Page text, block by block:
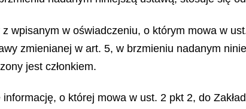
wpisanym w oświadczeniu, o którym mowa w
zmienianej w art. 5, w brzmieniu nadanym
jest członkiem.
o której mowa w ust. 2 pkt 2, do